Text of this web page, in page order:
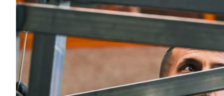
Groupe
faire